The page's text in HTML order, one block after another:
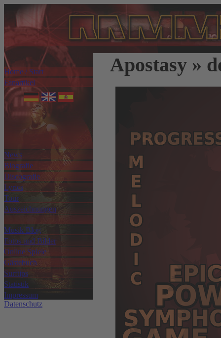
Home / Start
Fanartikel
News
Biografie
Discografie
Lyrics
Tour
Auszeichnungen
Musik Blog
Fotos und Bilder
Online Spiele
Gästebuch
Surftips
Statistik
Impressum
Datenschutz
Apostasy »